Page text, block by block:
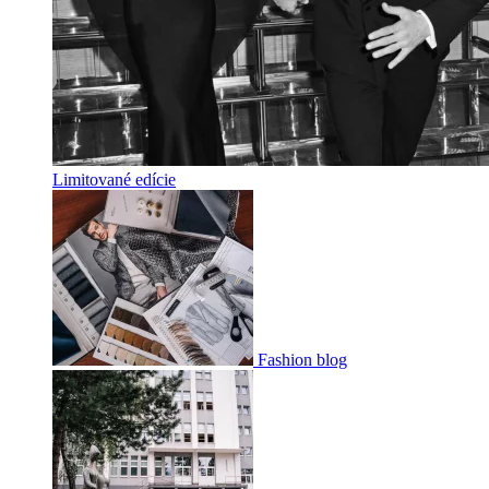
Limitované edície
Fashion blog